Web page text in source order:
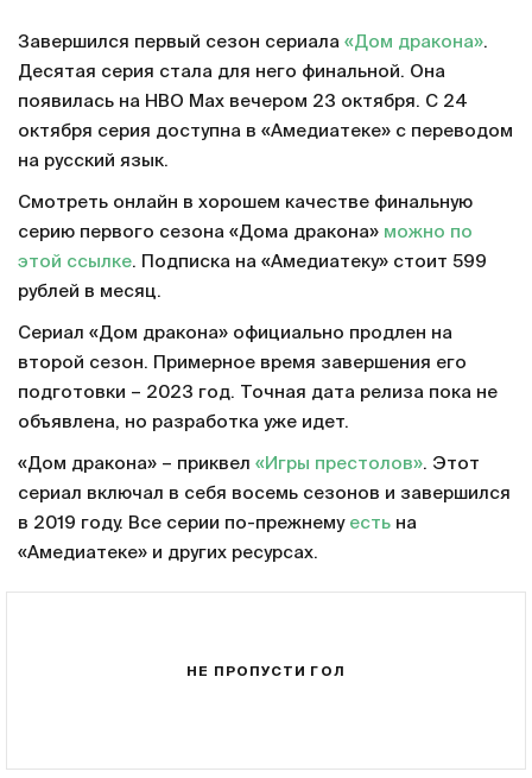
Завершился первый сезон сериала «Дом дракона».
Десятая серия стала для него финальной. Она
появилась на HBO Max вечером 23 октября. С 24
октября серия доступна в «Амедиатеке» с переводом
на русский язык.
Смотреть онлайн в хорошем качестве финальную
серию первого сезона «Дома дракона» можно по
этой ссылке. Подписка на «Амедиатеку» стоит 599
рублей в месяц.
Сериал «Дом дракона» официально продлен на
второй сезон. Примерное время завершения его
подготовки – 2023 год. Точная дата релиза пока не
объявлена, но разработка уже идет.
«Дом дракона» – приквел «Игры престолов». Этот
сериал включал в себя восемь сезонов и завершился
в 2019 году. Все серии по-прежнему есть на
«Амедиатеке» и других ресурсах.
НЕ ПРОПУСТИ ГОЛ